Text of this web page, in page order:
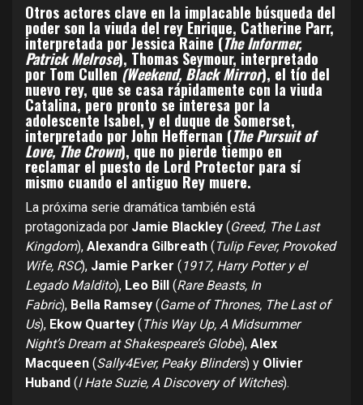
Otros actores clave en la implacable búsqueda del
poder son la viuda del rey Enrique, Catherine Parr,
interpretada por Jessica Raine (The Informer,
Patrick Melrose), Thomas Seymour, interpretado
por Tom Cullen(Weekend, Black Mirror), el tío del
nuevo rey, que se casa rápidamente con la viuda
Catalina, pero pronto se interesa por la
adolescente Isabel, y el duque de Somerset,
interpretado por John Heffernan (The Pursuit of
Love, The Crown), que no pierde tiempo en
reclamar el puesto de Lord Protector para sí
mismo cuando el antiguo Rey muere.
La próxima serie dramática también está
protagonizada por Jamie Blackley (Greed, The Last
Kingdom), Alexandra Gilbreath (Tulip Fever, Provoked
Wife, RSC), Jamie Parker (1917, Harry Potter y el
Legado Maldito), Leo Bill (Rare Beasts, In
Fabric), Bella Ramsey (Game of Thrones, The Last of
Us), Ekow Quartey (This Way Up, A Midsummer
Night’s Dream at Shakespeare’s Globe), Alex
Macqueen (Sally4Ever, Peaky Blinders) y Olivier
Huband (I Hate Suzie, A Discovery of Witches).